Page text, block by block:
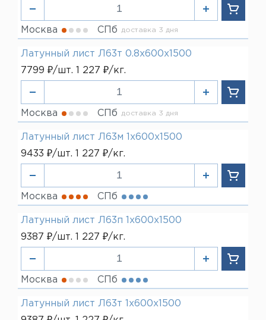
Москва СПб доставка 3 дня
Латунный лист Л63т 0.8х600х1500
7799 ₽/шт. 1 227 ₽/кг.
Москва СПб доставка 3 дня
Латунный лист Л63м 1х600х1500
9433 ₽/шт. 1 227 ₽/кг.
Москва СПб
Латунный лист Л63п 1х600х1500
9387 ₽/шт. 1 227 ₽/кг.
Москва СПб
Латунный лист Л63т 1х600х1500